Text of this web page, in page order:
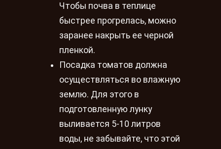
Чтобы почва в теплице
быстрее прогрелась, можно
заранее накрыть ее черной
пленкой.
Посадка томатов должна
осуществляться во влажную
землю. Для этого в
подготовленную лунку
выливается 5-10 литров
воды, не забывайте, что этой